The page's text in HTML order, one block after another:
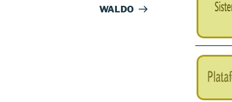
WALDO